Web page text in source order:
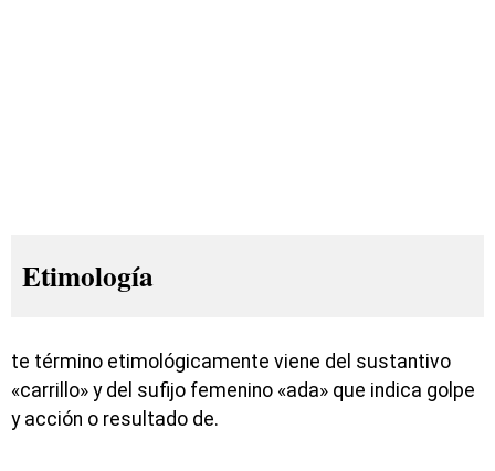
Etimología
te término etimológicamente viene del sustantivo
«carrillo» y del sufijo femenino «ada» que indica golpe
y acción o resultado de.